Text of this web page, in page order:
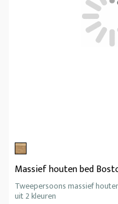
Massief houten bed
Tweepersoons massief
uit 2 kleuren